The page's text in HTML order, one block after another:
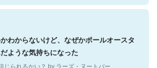
わからないけど、なぜかポールオースタ
ような気持ちになった